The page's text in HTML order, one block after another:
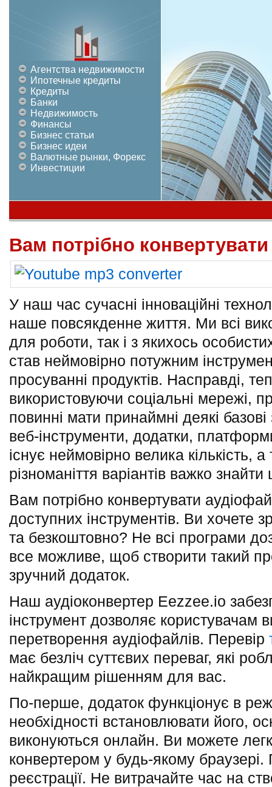
Агентства недвижимости
Ипотечные кредиты
Кредиты
Банки
Недвижимость
Финансы
Бизнес статьи
Бизнес идеи
Валютные рынки, Форекс
Инвестиции
Вам потрібно
У наш час сучасні інноваційні
наше повсякденне життя. Ми всі
для роботи, так і з якихось
став неймовірно потужним
просуванні продуктів. Насправді,
використовуючи соціальні мережі,
повинні мати принаймні деякі
веб-інструменти, додатки,
існує неймовірно велика кількість,
різноманіття варіантів важко
Вам потрібно конвертувати
доступних інструментів. Ви хочете
та безкоштовно? Не всі програми
все можливе, щоб створити такий
зручний додаток.
Наш аудіоконвертер Eezzee.io
інструмент дозволяє користувачам
перетворення аудіофайлів. Перевір
має безліч суттєвих переваг, які
найкращим рішенням для вас.
По-перше, додаток функціонує в
необхідності встановлювати його,
виконуються онлайн. Ви можете
конвертером у будь-якому
реєстрації. Не витрачайте час на